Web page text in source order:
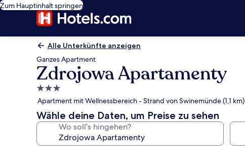
Zum Hauptinhalt springen
Alle Unterkünfte anzeigen
Ganzes Apartment
Zdrojowa Apartamenty
3.0-
Sterne-
Unterkunft
Apartment mit Wellnessbereich - Strand von Swinemünde (1,1 km)
Wähle deine Daten, um Preise zu sehen
Wo soll’s hingehen?